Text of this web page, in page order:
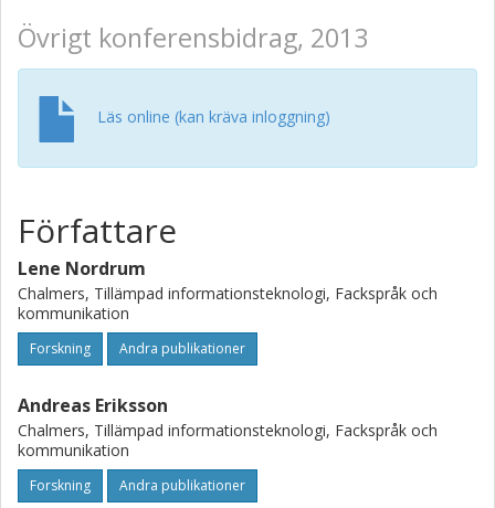
Övrigt konferensbidrag, 2013
Läs online (kan kräva inloggning)
Författare
Lene Nordrum
Chalmers, Tillämpad informationsteknologi, Fackspråk och
kommunikation
Forskning Andra publikationer
Andreas Eriksson
Chalmers, Tillämpad informationsteknologi, Fackspråk och
kommunikation
Forskning Andra publikationer